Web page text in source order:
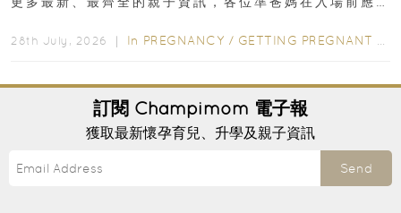
28th July, 2026 ｜ In PREGNANCY / GETTING PREGNANT
訂閱 Champimom 電子報
獲取最新懷孕育兒、升學及親子資訊
Send